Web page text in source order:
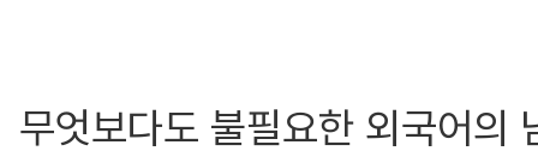
무엇보다도 불필요한 외국어의